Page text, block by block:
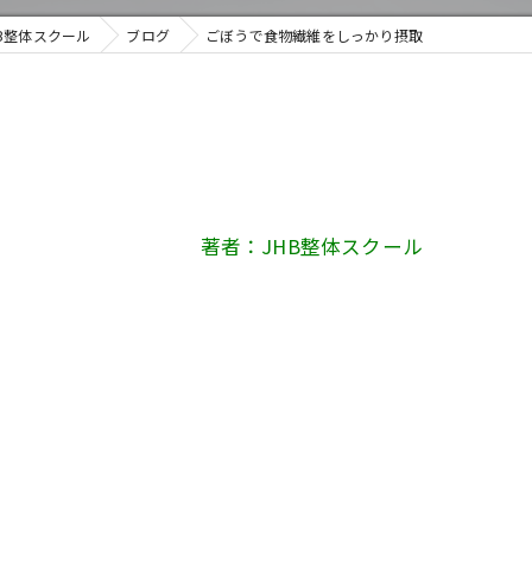
体スクール ブログ ごぼうで食物繊維をしっかり摂取
著者：JHB整体スクール